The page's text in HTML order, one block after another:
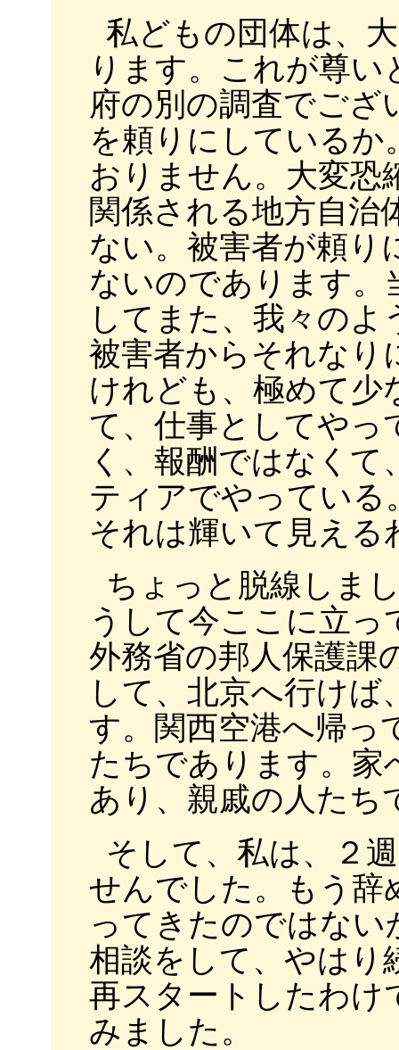
私どもの団体は、
ります。これが尊
府の別の調査でござ
を頼りにしているか
おりません。大変恐
関係される地方自治
ない。被害者が頼り
ないのであります。
してまた、我々の
被害者からそれなり
けれども、極めて少
て、仕事としてやっ
く、報酬ではなく
ティアでやっている
それは輝いて見える
ちょっと脱線しま
うして今ここに立
外務省の邦人保護課
して、北京へ行け
す。関西空港へ帰っ
たちであります。家
あり、親戚の人たち
そして、私は、２
せんでした。もう辞
ってきたのではな
相談をして、やはり
再スタートしたわけ
みました。